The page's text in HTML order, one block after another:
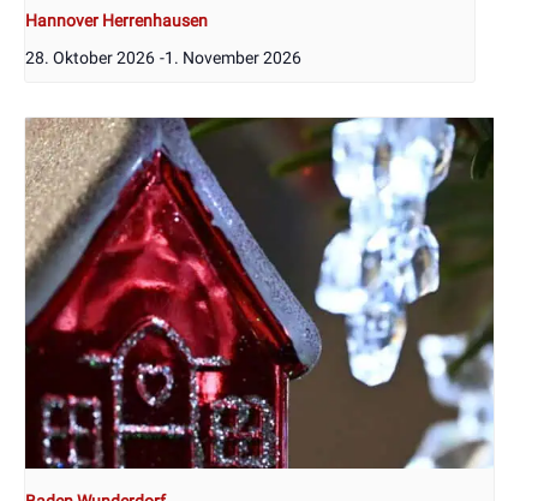
Hannover Herrenhausen
28. Oktober 2026 -1. November 2026